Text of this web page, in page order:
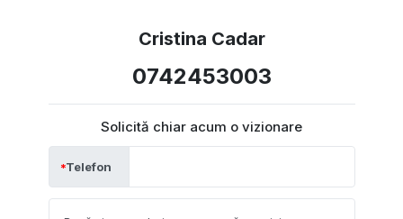
Cristina Cadar
0742453003
Solicită chiar acum o vizionare
Telefon